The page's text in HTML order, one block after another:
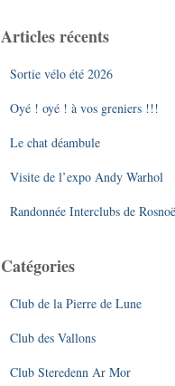
r
Articles récents
Sortie vélo été 2026
Oyé ! oyé ! à vos greniers !!!
Le chat déambule
Visite de l’expo Andy Warhol
Randonnée Interclubs de
Catégories
Club de la Pierre de Lune
Club des Vallons
Club Steredenn Ar Mor